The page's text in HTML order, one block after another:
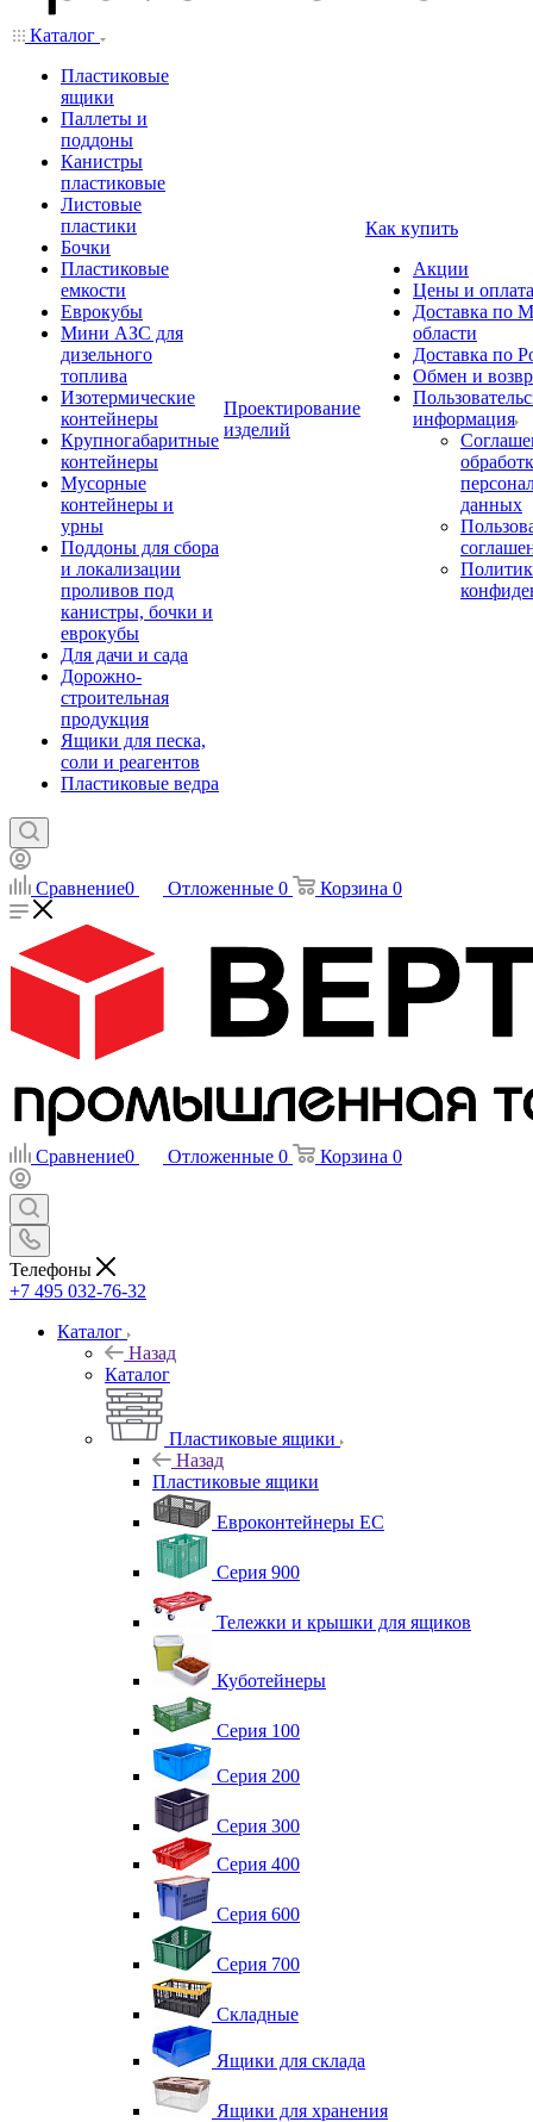
Каталог
Пластиковые
ящики
Паллеты и
поддоны
Канистры
пластиковые
Листовые
пластики
Бочки
Пластиковые
емкости
Еврокубы
Мини АЗС для
дизельного
топлива
Изотермические
контейнеры
Крупногабаритные
контейнеры
Мусорные
контейнеры и
урны
Поддоны для сбора
и локализации
проливов под
канистры, бочки и
еврокубы
Для дачи и сада
Дорожно-
строительная
продукция
Ящики для песка,
соли и реагентов
Пластиковые ведра
Проектирование
изделий
Как купить
Акции
Цены и оплата
Доставка по
области
Доставка по
Обмен и
информация
данных
Сравнение0 Отложенные 0 Корзина 0
Сравнение0 Отложенные 0 Корзина 0
Телефоны
+7 495 032-76-32
Каталог
Назад
Каталог
Пластиковые ящики
Назад
Пластиковые ящики
Евроконтейнеры ЕС
Серия 900
Тележки и крышки для ящиков
Куботейнеры
Серия 100
Серия 200
Серия 300
Серия 400
Серия 600
Серия 700
Складные
Ящики для склада
Ящики для хранения